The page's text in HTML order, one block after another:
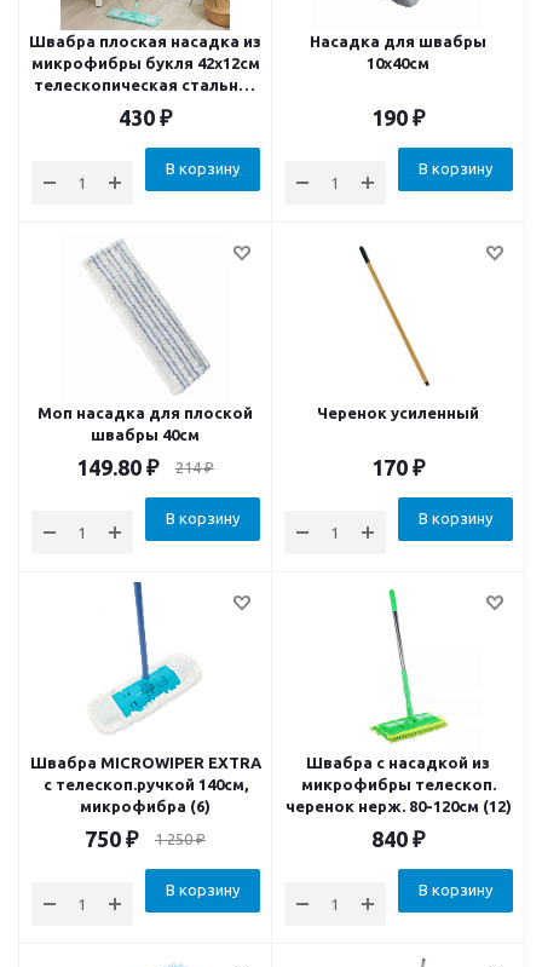
Швабра плоская насадка из
микрофибры букля 42х12см
телескопическая стальная
ручка 80-117см
430 ₽
В корзину
Насадка для швабры
10х40см
190 ₽
В корзину
Моп насадка для плоской
швабры 40см
149.80 ₽ 214₽
В корзину
Черенок усиленный
170 ₽
В корзину
Швабра MICROWIPER EXTRA
с телескоп.ручкой 140см,
микрофибра (6)
750 ₽ 1 250₽
В корзину
Швабра с насадкой из
микрофибры телескоп.
черенок нерж. 80-120см (12)
840 ₽
В корзину